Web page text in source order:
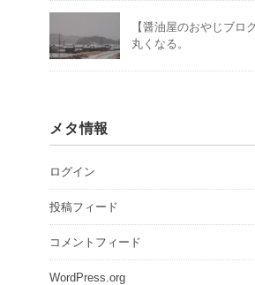
【醤油屋のおやじブロ
丸くなる。
メタ情報
ログイン
投稿フィード
コメントフィード
WordPress.org